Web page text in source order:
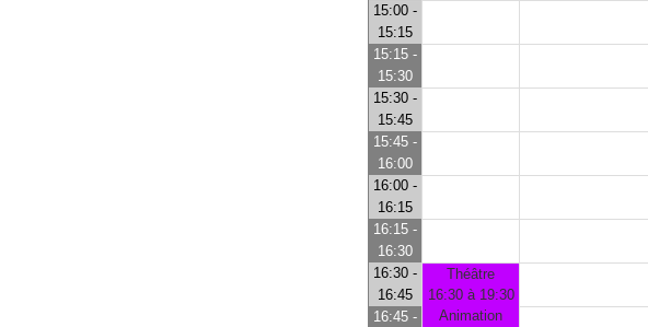
15:00 -
15:15
15:15 -
15:30
15:30 -
15:45
15:45 -
16:00
16:00 -
16:15
16:15 -
16:30
16:30 -
16:45
Théâtre
16:30 à 19:30
Animation
16:45 -